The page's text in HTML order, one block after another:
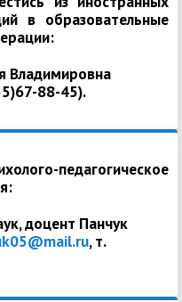
в образовательные
Владимировна
88-45).
педагогическое
доцент Панчук
, т.